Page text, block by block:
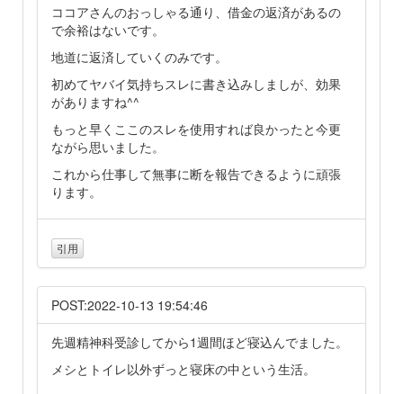
ココアさんのおっしゃる通り、借金の返済があるの
で余裕はないです。
地道に返済していくのみです。
初めてヤバイ気持ちスレに書き込みしましが、効果
がありますね^^
もっと早くここのスレを使用すれば良かったと今更
ながら思いました。
これから仕事して無事に断を報告できるように頑張
ります。
引用
POST:2022-10-13 19:54:46
先週精神科受診してから1週間ほど寝込んでました。
メシとトイレ以外ずっと寝床の中という生活。